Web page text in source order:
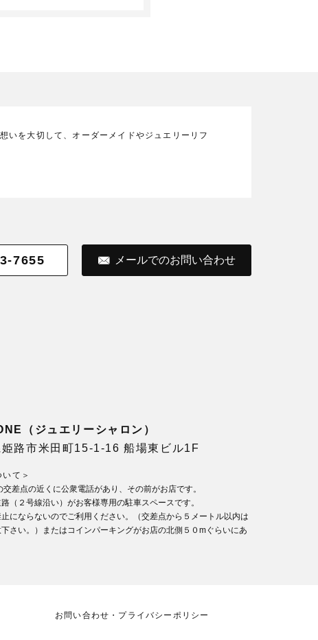
いを大切して、オーダーメイドやジュエリーリフ
7655 メールでのお問い合わせ
（ジュエリーシャロン）
路市米田町15-1-16 船場東ビル1F
て＞
差点の近くに公衆電話があり、その前がお店です。
（２号線沿い）がお客様専用の駐車スペースです。
にならないのでご利用ください。（交差点から５メートル以内は
さい。）またはコインパーキングがお店の北側５０mぐらいにあ
お問い合わせ・プライバシーポリシー